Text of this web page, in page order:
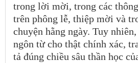
trong lời mời, trong các
trên phông lễ, thiệp mời và
chuyện hằng ngày. Tuy
ngôn từ cho thật chính xác,
tả đúng chiều sâu thần học